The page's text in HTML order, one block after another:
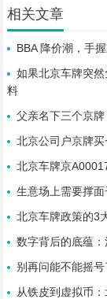
相关文章
BBA 降价潮，手
如果北京车牌突
料
父亲名下三个京
北京公司户京牌
北京车牌京
生意场上需要撑
北京车牌政策的3
数字背后的底蕴
别再问能不能摇
从铁皮到虚拟币